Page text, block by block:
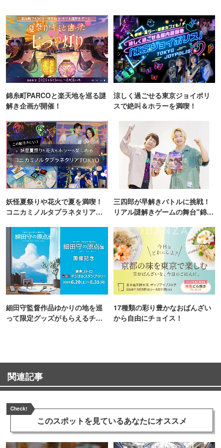
錦糸町PARCOと楽天地を巡る謎
解き企画が開催！
涼しく過ごせる東京ジョイポリ
スで絶叫＆ホラーを満喫！
妖怪夏祭りや花火で夏を満喫！
コニカミノルタプラネタリア
三四郎が早解きバトルに挑戦！
リアル謎解きゲームの舞台"錦糸
細田守監督作品ゆかりの地を巡
って限定グッズがもらえるチャ
17種類の彩り豊かなおばんざい
から自由にチョイス！
関連記事
Check!
このスポットを見ているあなたにオススメ